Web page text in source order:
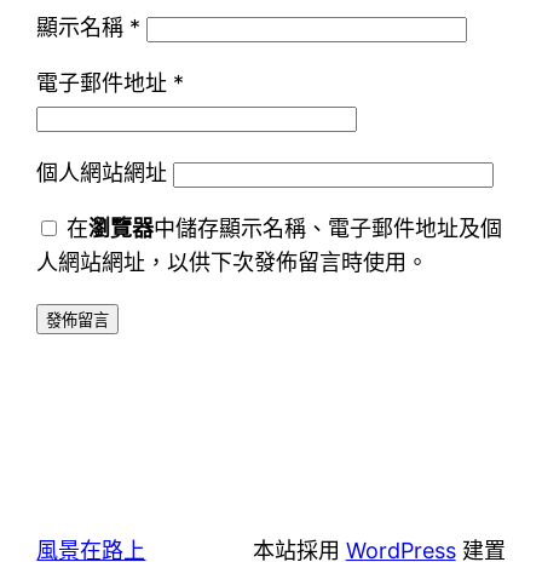
顯示名稱 *
電子郵件地址 *
個人網站網址
在瀏覽器中儲存顯示名稱、電子郵件地址及個
人網站網址，以供下次發佈留言時使用。
風景在路上 本站採用 WordPress建置